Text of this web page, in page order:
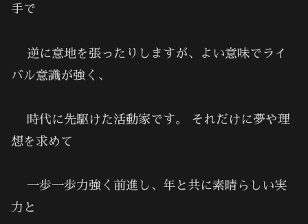
手で
逆に意地を張ったりしますが、よい意味でライ
バル意識が強く、
時代に先駆けた活動家です。 それだけに夢や理
想を求めて
一歩一歩力強く前進し、年と共に素晴らしい実
力と